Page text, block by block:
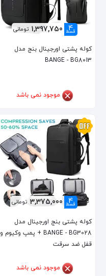
4
قسط 1,397,750 تومانی
کوله پشتی اورجینال بنج مدل
BANGE - BG8013
موجود نمی باشد
4
قسط 3,375,000 تومانی
کوله پشتی بنج اورجینال مدل
BANGE - BG3028 + پمپ وکیوم و
قفل ضد سرقت
موجود نمی باشد